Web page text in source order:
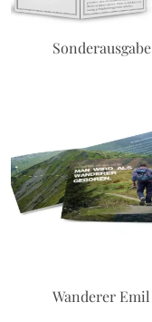
Sonderausgabe
Wanderer Emil